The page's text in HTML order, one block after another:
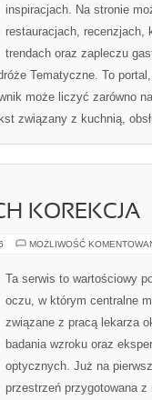
inspiracjach. Na stronie
restauracjach, recenzjach,
trendach oraz zapleczu
Tematyczne. To
może liczyć zarówno
związany z kuchnią,
KOREKCJA
MOŻLIWOŚĆ
Ta serwis to wartościowy
oczu, w którym centralne
związane z pracą lekarza
badania wzroku oraz
optycznych. Już na
przestrzeń przygotowana